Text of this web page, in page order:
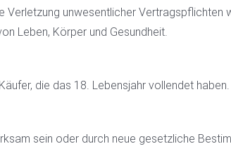
unwesentlicher Vertragspflichten
Leben, Körper und Gesundheit.
die das 18. Lebensjahr vollendet haben.
sein oder durch neue gesetzliche